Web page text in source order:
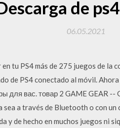
de
06.05.2021
tu PS4 más de 275 juegos de la
de PS4 conectado al móvil.
для вас. товар 2 GAME GEAR --
sea a través de Bluetooth o con
y de hecho en muchos juegos ni